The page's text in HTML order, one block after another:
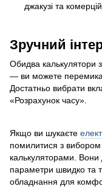
джакузі та
Зручний
Обидва калькулятори
— ви можете
Достатньо вибрати
«Розрахунок часу».
Якщо ви шукаєте
помилитися з
калькуляторами.
параметри швидко та
обладнання для